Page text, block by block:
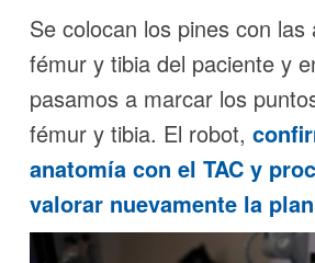
Se colocan los pines con las
fémur y tibia del paciente y
pasamos a marcar los
fémur y tibia. El robot,
anatomía con el TAC y
valorar nuevamente la